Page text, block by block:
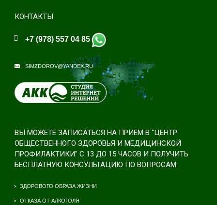
КОНТАКТЫ
+7 (978) 557 04 85
SIMZDOROV@YANDEX.RU
ВЫ МОЖЕТЕ ЗАПИСАТЬСЯ НА ПРИЕМ В "ЦЕНТР
ОБЩЕСТВЕННОГО ЗДОРОВЬЯ И МЕДИЦИНСКОЙ
ПРОФИЛАКТИКИ" С 13 ДО 15 ЧАСОВ И ПОЛУЧИТЬ
БЕСПЛАТНУЮ КОНСУЛЬТАЦИЮ ПО ВОПРОСАМ:
ЗДОРОВОГО ОБРАЗА ЖИЗНИ
ОТКАЗА ОТ АЛКОГОЛЯ